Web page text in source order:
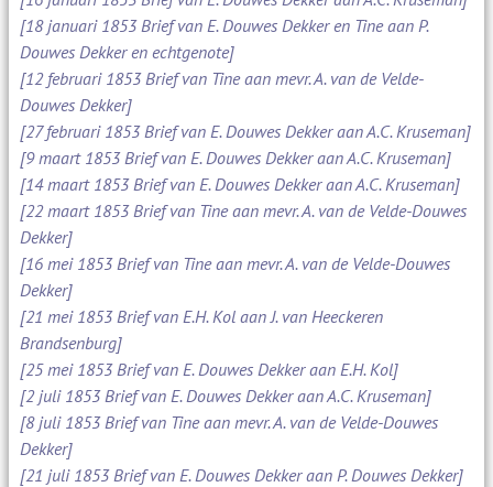
[18 januari 1853 Brief van E. Douwes Dekker en Tine aan P.
Douwes Dekker en echtgenote]
[12 februari 1853 Brief van Tine aan mevr. A. van de Velde-
Douwes Dekker]
[27 februari 1853 Brief van E. Douwes Dekker aan A.C. Kruseman]
[9 maart 1853 Brief van E. Douwes Dekker aan A.C. Kruseman]
[14 maart 1853 Brief van E. Douwes Dekker aan A.C. Kruseman]
[22 maart 1853 Brief van Tine aan mevr. A. van de Velde-Douwes
Dekker]
[16 mei 1853 Brief van Tine aan mevr. A. van de Velde-Douwes
Dekker]
[21 mei 1853 Brief van E.H. Kol aan J. van Heeckeren
Brandsenburg]
[25 mei 1853 Brief van E. Douwes Dekker aan E.H. Kol]
[2 juli 1853 Brief van E. Douwes Dekker aan A.C. Kruseman]
[8 juli 1853 Brief van Tine aan mevr. A. van de Velde-Douwes
Dekker]
[21 juli 1853 Brief van E. Douwes Dekker aan P. Douwes Dekker]